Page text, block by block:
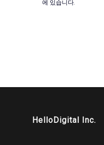
에 있습니다.
HelloDigital Inc.